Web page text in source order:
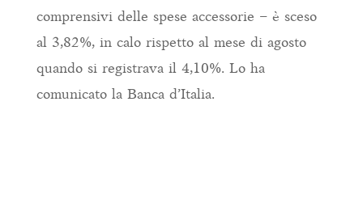
comprensivi delle spese accessorie – è sceso
al 3,82%, in calo rispetto al mese di agosto
quando si registrava il 4,10%. Lo ha
comunicato la Banca d’Italia.